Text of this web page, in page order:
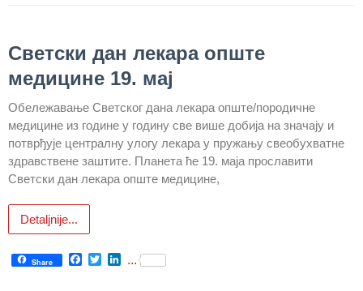
Светски дан лекара опште
медицине 19. мај
Обележавање Светског дана лекара опште/породичне
медицине из године у годину све више добија на значају и
потврђује централну улогу лекара у пружању свеобухватне
здравствене заштите. Планета ће 19. маја прославити
Светски дан лекара опште медицине,
Detaljnije...
Share Facebook
TwitterLinkedIn
...
Документа
ДОКУМЕНТА
ЗА
ЗАПОСЛЕНЕ
ОГЛАСИ И
Огласи и
– 2024